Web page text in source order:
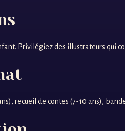
Privilégiez des illustrateurs qui
recueil de contes (7-10 ans),